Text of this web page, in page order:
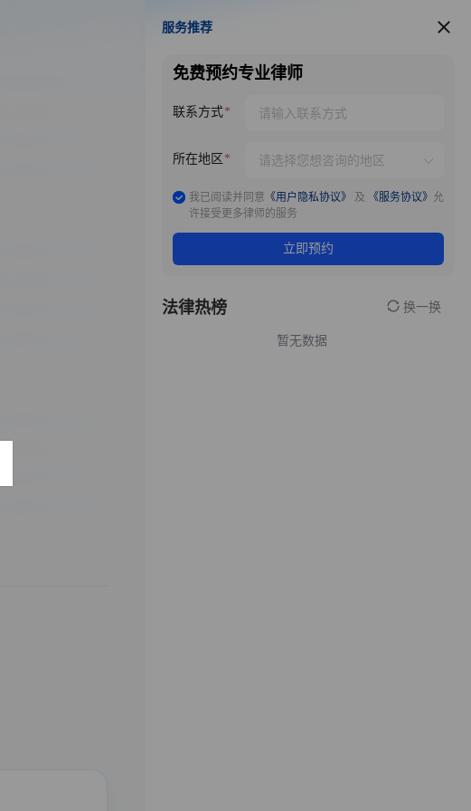
服务推荐
服务推荐
免费预约专业律师
联系方式
所在地区
我已阅读并同意 《用户隐私协议》 及 《服务协议》 允
许接受更多律师的服务
立即预约
法律热榜 换一换
暂无数据